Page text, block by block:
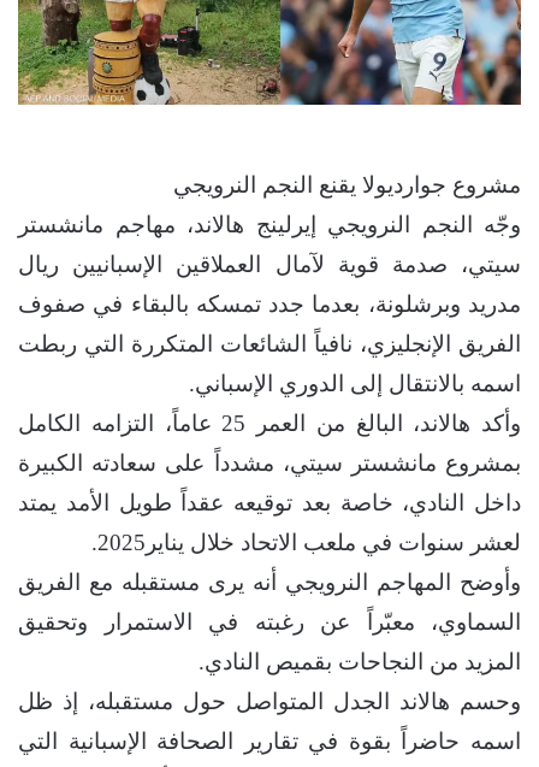
مشروع جوارديولا يقنع النجم النرويجي
وجّه النجم النرويجي إيرلينج هالاند، مهاجم مانشستر
سيتي، صدمة قوية لآمال العملاقين الإسبانيين ريال
مدريد وبرشلونة، بعدما جدد تمسكه بالبقاء في صفوف
الفريق الإنجليزي، نافياً الشائعات المتكررة التي ربطت
اسمه بالانتقال إلى الدوري الإسباني.
وأكد هالاند، البالغ من العمر 25 عاماً، التزامه الكامل
بمشروع مانشستر سيتي، مشدداً على سعادته الكبيرة
داخل النادي، خاصة بعد توقيعه عقداً طويل الأمد يمتد
لعشر سنوات في ملعب الاتحاد خلال يناير2025.
وأوضح المهاجم النرويجي أنه يرى مستقبله مع الفريق
السماوي، معبّراً عن رغبته في الاستمرار وتحقيق
المزيد من النجاحات بقميص النادي.
وحسم هالاند الجدل المتواصل حول مستقبله، إذ ظل
اسمه حاضراً بقوة في تقارير الصحافة الإسبانية التي